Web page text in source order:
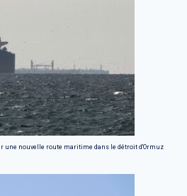
une nouvelle route maritime dans le détroit d'Ormuz